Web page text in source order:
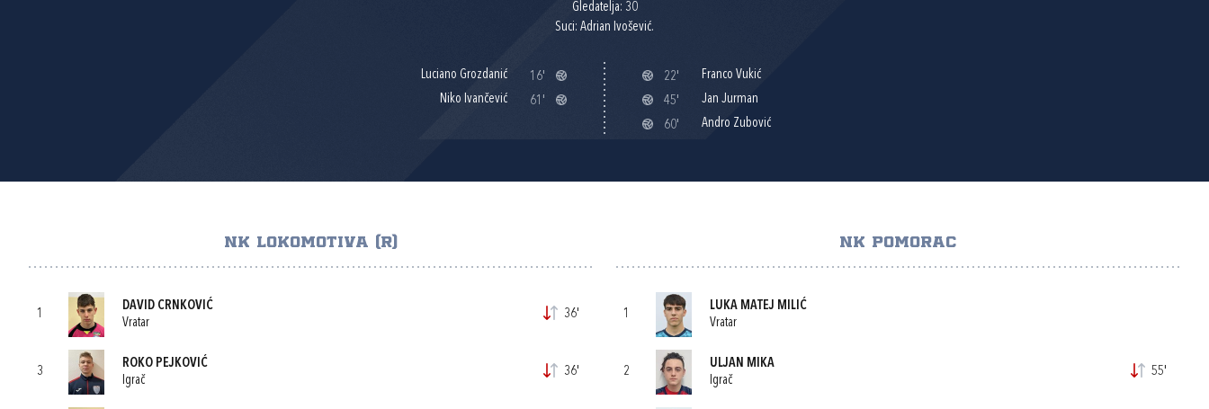
Gledatelja: 30
Suci: Adrian Ivošević.
Luciano Grozdanić
16'
Niko Ivančević
61'
22'
Franco Vukić
45'
Jan Jurman
60'
Andro Zubović
NK LOKOMOTIVA (R)
1
DAVID CRNKOVIĆ
Vratar
36'
3
ROKO PEJKOVIĆ
Igrač
36'
NK POMORAC
1
LUKA MATEJ MILIĆ
Vratar
2
ULJAN MIKA
Igrač
55'